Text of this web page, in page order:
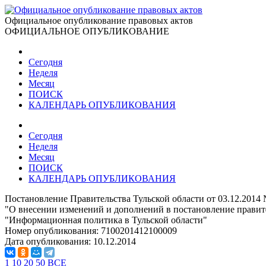
Официальное опубликование правовых актов
ОФИЦИАЛЬНОЕ ОПУБЛИКОВАНИЕ
Сегодня
Неделя
Месяц
ПОИСК
КАЛЕНДАРЬ ОПУБЛИКОВАНИЯ
Сегодня
Неделя
Месяц
ПОИСК
КАЛЕНДАРЬ ОПУБЛИКОВАНИЯ
Постановление Правительства Тульской области от 03.12.2014
"О внесении изменений и дополнений в постановление
"Информационная политика в Тульской области"
Номер опубликования: 7100201412100009
Дата опубликования: 10.12.2014
1 10 20 50 ВСЕ